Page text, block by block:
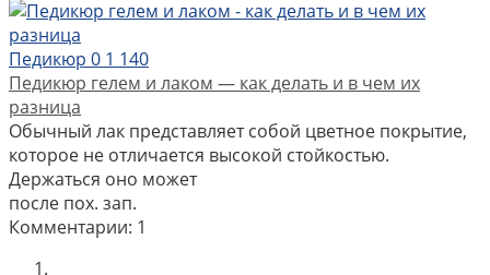
Педикюр 0 1 140
Педикюр гелем и лаком — как делать и в чем их
разница
Обычный лак представляет собой цветное покрытие,
которое не отличается высокой стойкостью.
Держаться оно может
после пох. зап.
Комментарии: 1